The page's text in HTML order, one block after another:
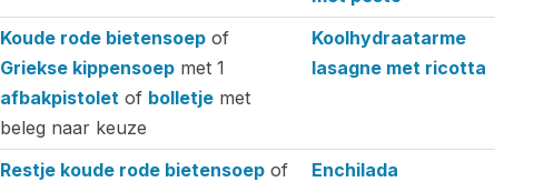
Koude rode bietensoep of
Griekse kippensoep met 1
afbakpistolet of bolletje met
beleg naar keuze
Koolhydraatarme
lasagne met ricotta
Restje koude rode bietensoep of
Enchilada